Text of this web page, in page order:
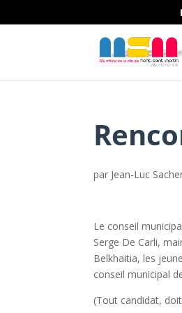
par Jean-Luc
Le conseil
Serge De Carli,
Belkhaitia, les
conseil municipal
(Tout candidat,